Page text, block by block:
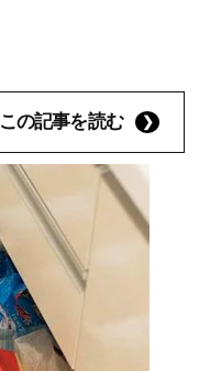
この記事を読む